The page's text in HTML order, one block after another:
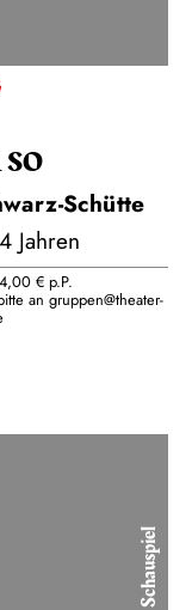
Schütte
Jahren
€ p.P.
an gruppen@theater-
Schauspiel